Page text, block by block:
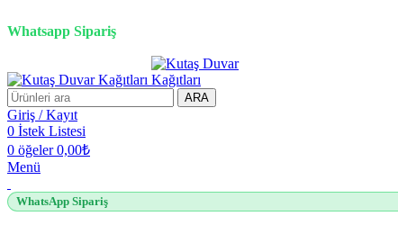
Whatsapp Sipariş
ARA
Giriş / Kayıt
0 İstek Listesi
0 öğeler 0,00₺
Menü
WhatsApp Sipariş